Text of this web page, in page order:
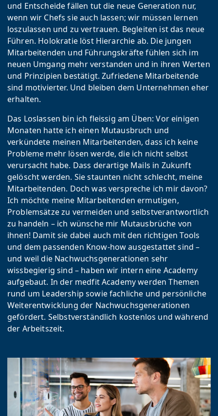
und Entscheide fällen tut die neue Generation nur,
wenn wir Chefs sie auch lassen; wir müssen lernen
loszulassen und zu vertrauen. Begleiten ist das neue
Führen. Holokratie löst Hierarchie ab. Die jungen
Mitarbeitenden und Führungskräfte fühlen sich im
neuen Umgang mehr verstanden und in ihren Werten
und Prinzipien bestätigt. Zufriedene Mitarbeitende
sind motivierter. Und bleiben dem Unternehmen eher
erhalten.
Das Loslassen bin ich fleissig am Üben: Vor einigen
Monaten hatte ich einen Mutausbruch und
verkündete meinen Mitarbeitenden, dass ich keine
Probleme mehr lösen werde, die ich nicht selbst
verursacht habe. Dass derartige Mails in Zukunft
gelöscht werden. Sie staunten nicht schlecht, meine
Mitarbeitenden. Doch was verspreche ich mir davon?
Ich möchte meine Mitarbeitenden ermutigen,
Problemsätze zu vermeiden und selbstverantwortlich
zu handeln – ich wünsche mir Mutausbrüche von
ihnen! Damit sie dabei auch mit den richtigen Tools
und dem passenden Know-how ausgestattet sind –
und weil die Nachwuchsgenerationen sehr
wissbegierig sind – haben wir intern eine Academy
aufgebaut. In der medfit Academy werden Themen
rund um Leadership sowie fachliche und persönliche
Weiterentwicklung der Nachwuchsgenerationen
gefördert. Selbstverständlich kostenlos und während
der Arbeitszeit.